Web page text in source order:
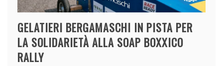
GELATIERI BERGAMASCHI IN PISTA PER
LA SOLIDARIETÀ ALLA SOAP BOXXICO
RALLY